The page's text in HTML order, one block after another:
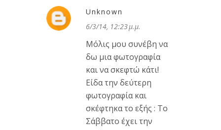
Unknown
6/3/14, 12:23 μ.μ.
Μόλις μου συνέβη να
δω μια φωτογραφία
και να σκεφτώ κάτι!
Είδα την δεύτερη
φωτογραφία και
σκέφτηκα το εξής : Το
Σάββατο έχει την